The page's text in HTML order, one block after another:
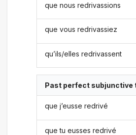
que nous redrivassions
que vous redrivassiez
qu’ils/elles redrivassent
Past perfect subjunctive
que j’eusse redrivé
que tu eusses redrivé